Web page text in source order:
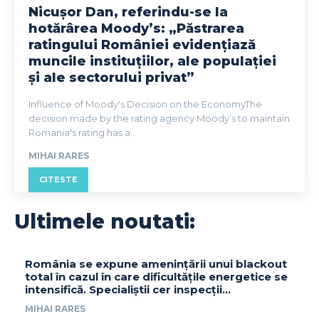
Nicușor Dan, referindu-se la
hotărârea Moody’s: „Păstrarea
ratingului României evidențiază
muncile instituțiilor, ale populației
și ale sectorului privat”
Influence of Moody's Decision on the EconomyThe
decision made by the rating agency Moody’s to maintain
Romania's rating has a...
MIHAI RARES
CITESTE
Ultimele noutati:
România se expune amenințării unui blackout
total în cazul în care dificultățile energetice se
intensifică. Specialiștii cer inspecții…
MIHAI RARES